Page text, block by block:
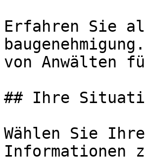
Erfahren Sie
von Anwälten
## Ihre
Wählen Sie
Informationen